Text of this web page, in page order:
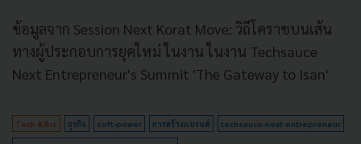
ข้อมูลจาก Session Next Korat Move: วิถีโคราชบนเส้น
ทางผู้ประกอบการยุคใหม่ ในงาน ในงาน Techsauce
Next Entrepreneur's Summit 'The Gateway to Isan'
Tech & Biz ธุรกิจ soft-power การสร้างแบรนด์ techsauce-next-entrepreneur